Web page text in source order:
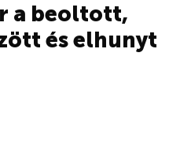
a beoltott,
és elhunyt